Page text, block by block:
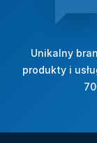
Unikalny
produkty i